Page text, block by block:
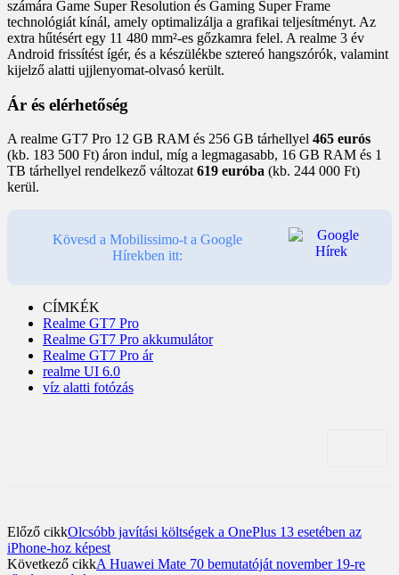
számára Game Super Resolution és Gaming Super Frame
technológiát kínál, amely optimalizálja a grafikai teljesítményt. Az
extra hűtésért egy 11 480 mm²-es gőzkamra felel. A realme 3 év
Android frissítést ígér, és a készülékbe sztereó hangszórók, valamint
kijelző alatti ujjlenyomat-olvasó került.
Ár és elérhetőség
A realme GT7 Pro 12 GB RAM és 256 GB tárhellyel 465 eurós
(kb. 183 500 Ft) áron indul, míg a legmagasabb, 16 GB RAM és 1
TB tárhellyel rendelkező változat 619 euróba (kb. 244 000 Ft)
kerül.
Kövesd a Mobilissimo-t a Google
Hírekben itt:
CÍMKÉK
Realme GT7 Pro
Realme GT7 Pro akkumulátor
Realme GT7 Pro ár
realme UI 6.0
víz alatti fotózás
Előző cikkOlcsóbb javítási költségek a OnePlus 13 esetében az
iPhone-hoz képest
Következő cikkA Huawei Mate 70 bemutatóját november 19-re